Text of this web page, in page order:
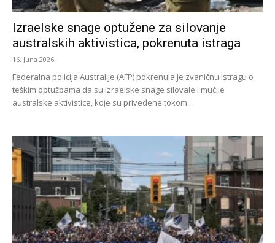
Izraelske snage optužene za silovanje
australskih aktivistica, pokrenuta istraga
16. Juna 2026.
Federalna policija Australije (AFP) pokrenula je zvaničnu istragu o
teškim optužbama da su izraelske snage silovale i mučile
australske aktivistice, koje su privedene tokom...